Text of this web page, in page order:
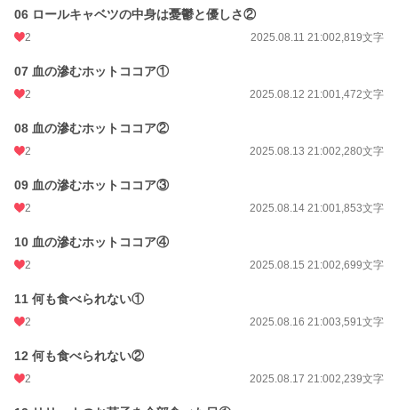
月間ポイント 21 pt (99,984 位)
年間ポイント
累計ポイント 10,725 pt (93,966 位)
06 ロールキャベツの中身は憂鬱と優しさ②
2 2025.08.11 21:002,819文字
07 血の滲むホットココア①
2 2025.08.12 21:001,472文字
08 血の滲むホットココア②
2 2025.08.13 21:002,280文字
09 血の滲むホットココア③
2 2025.08.14 21:001,853文字
10 血の滲むホットココア④
2 2025.08.15 21:002,699文字
11 何も食べられない①
2 2025.08.16 21:003,591文字
12 何も食べられない②
2 2025.08.17 21:002,239文字